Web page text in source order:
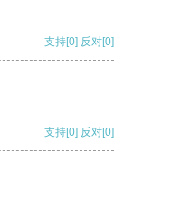
支持[0] 反对[0]
支持[0] 反对[0]